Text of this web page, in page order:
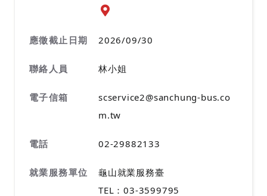
應徵地址地圖『另開新視窗』
應徵截止日期 2026/09/30
聯絡人員 林小姐
電子信箱
scservice2@sanchung-bus.co
m.tw
電話 02-29882133
就業服務單位
龜山就業服務臺
TEL：03-3599795